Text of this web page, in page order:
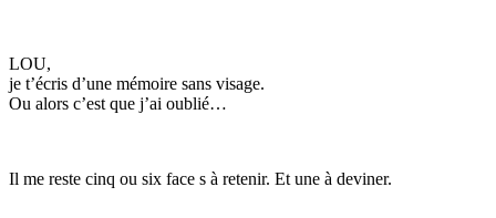
LOU,
je t’écris d’une mémoire sans visage.
Ou alors c’est que j’ai oublié…
Il me reste cinq ou six face s à retenir. Et une à deviner.